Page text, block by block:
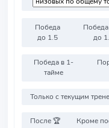
Победа
до 1.5
до
Победа в 1-
тайме
Только с текущим
После 🏆 Кроме